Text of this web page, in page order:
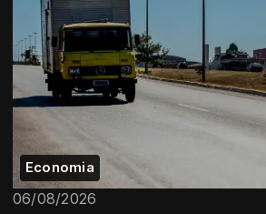
Economia
06/08/2026